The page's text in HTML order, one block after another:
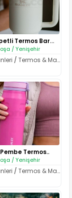
Stanley Pipetli Termos Bardak..
/ Yenişehir
/Termos & Matara
Termos..
/ Yenişehir
/Termos & Matara